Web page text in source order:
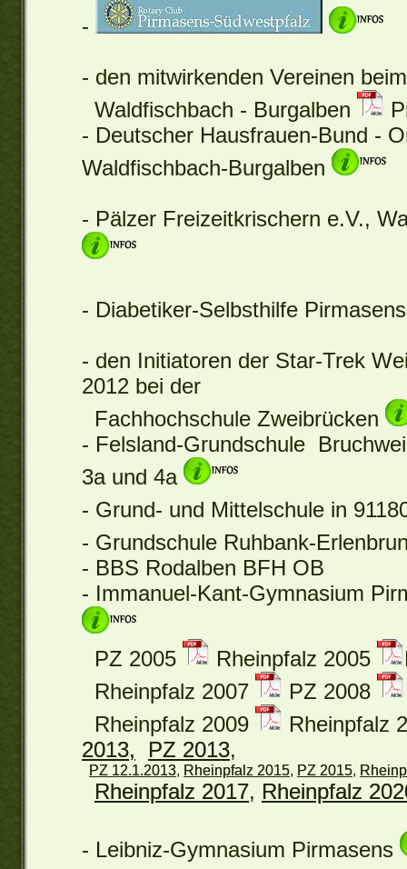
-
- den mitwirkenden Vereinen
Waldfischbach - Burgalben
- Deutscher Hausfrauen-Bund -
Waldfischbach-Burgalben
- Pälzer Freizeitkrischern e.V.,
- Diabetiker-Selbsthilfe
- den Initiatoren der Star-Trek
2012 bei der
Fachhochschule Zweibrücken
- Felsland-Grundschule
3a und 4a
- Grund- und Mittelschule in
- Grundschule Ruhbank-
- BBS Rodalben BFH OB
- Immanuel-Kant-Gymnasium
PZ 2005 Rheinpfalz 2005
Rheinpfalz 2007
PZ 2008
Rheinpfalz 2009
Rheinpfalz
2013,
PZ 2013,
PZ 12.1.2013, Rheinpfalz 2015, PZ 2015,
Rheinpfalz 2017, Rheinpfalz
- Leibniz-Gymnasium Pirmasens